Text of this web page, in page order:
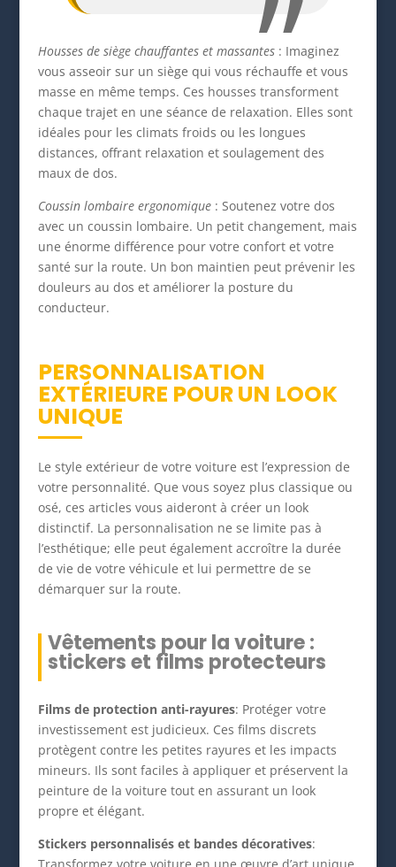
Housses de siège chauffantes et massantes: Imaginez
vous asseoir sur un siège qui vous réchauffe et vous
masse en même temps. Ces housses transforment
chaque trajet en une séance de relaxation. Elles sont
idéales pour les climats froids ou les longues
distances, offrant relaxation et soulagement des
maux de dos.
Coussin lombaire ergonomique: Soutenez votre dos
avec un coussin lombaire. Un petit changement, mais
une énorme différence pour votre confort et votre
santé sur la route. Un bon maintien peut prévenir les
douleurs au dos et améliorer la posture du
conducteur.
PERSONNALISATION
EXTÉRIEURE POUR UN LOOK
UNIQUE
Le style extérieur de votre voiture est l’expression de
votre personnalité. Que vous soyez plus classique ou
osé, ces articles vous aideront à créer un look
distinctif. La personnalisation ne se limite pas à
l’esthétique; elle peut également accroître la durée
de vie de votre véhicule et lui permettre de se
démarquer sur la route.
Vêtements pour la voiture :
stickers et films protecteurs
Films de protection anti-rayures: Protéger votre
investissement est judicieux. Ces films discrets
protègent contre les petites rayures et les impacts
mineurs. Ils sont faciles à appliquer et préservent la
peinture de la voiture tout en assurant un look
propre et élégant.
Stickers personnalisés et bandes décoratives: